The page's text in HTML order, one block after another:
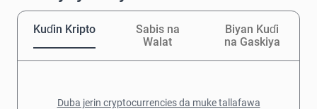
Kuɗin Kripto
Sabis na
Walat
Biyan Kuɗi
na Gaskiya
Duba jerin cryptocurrencies da muke tallafawa